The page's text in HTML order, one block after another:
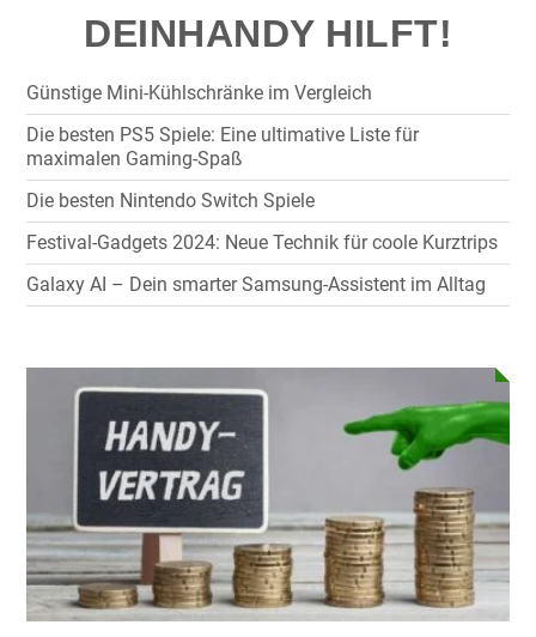
Günstige Mini-Kühlschränke im Vergleich
Die besten PS5 Spiele: Eine ultimative Liste für
maximalen Gaming-Spaß
Die besten Nintendo Switch Spiele
Festival-Gadgets 2024: Neue Technik für coole Kurztrips
Galaxy AI – Dein smarter Samsung-Assistent im Alltag